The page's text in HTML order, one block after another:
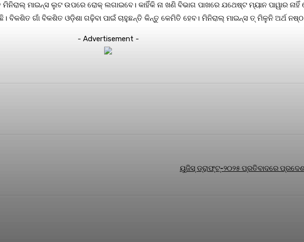
ମାଇନ୍ସ ଲୁଟ ଉପରେ ରୋକ୍ ଲଗାଇବେ। କାହିଁକି ନା ଖଣି ବିଭାଗ ପାଖରେ ଯଥେଷ୍ଟ ମ୍ୟାନ ପାୱାର ନାହିଁ
ଗାଁ ବିକଶିତ ଓଡ଼ିଶା ଗଢ଼ିବା ପାଇଁ ଚାହୁଛନ୍ତି କିନ୍ତୁ କେମିତି ହେବ। ମିନିରାଲ୍ ମାଇନ୍ସ ତ୍ ମିଳୁନି ଅର୍ଥ
- Advertisement -
ୟୁଜିସ୍ ଡ୍ରାଫ୍‌ଟ୍-୨୦୨୫ ପ୍ରତିବାଦରେ